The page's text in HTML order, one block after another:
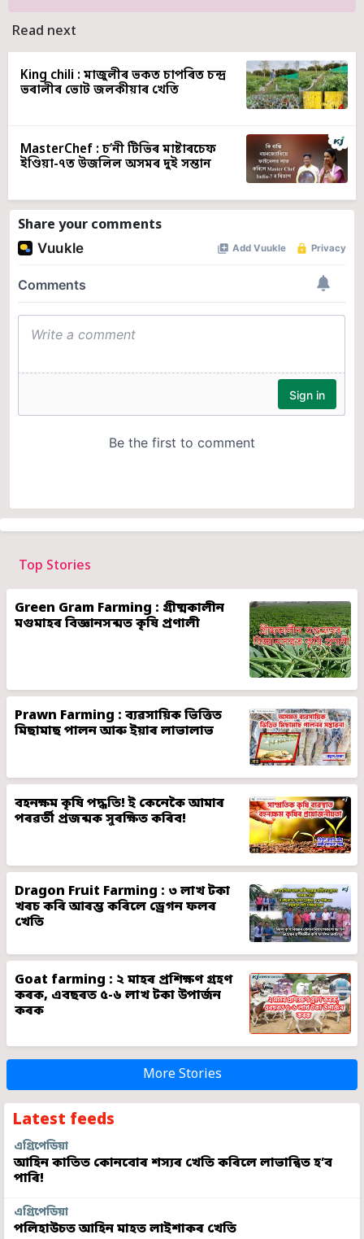
Read next
King chili : মাজুলীৰ ভকত চাপৰিত চন্দ্ৰ
ভৰালীৰ ভোট জলকীয়াৰ খেতি
MasterChef : চ’নী টিভিৰ মাষ্টাৰচেফ
ইণ্ডিয়া-৭ত উজলিল অসমৰ দুই সন্তান
Share your comments
Top Stories
Green Gram Farming : গ্ৰীষ্মকালীন
মগুমাহৰ বিজ্ঞানসন্মত কৃষি প্ৰণালী
Prawn Farming : ব্যৱসায়িক ভিত্তিত
মিছামাছ পালন আৰু ইয়াৰ লাভালাভ
বহনক্ষম কৃষি পদ্ধতি! ই কেনেকৈ আমাৰ
পৰৱৰ্তী প্ৰজন্মক সুৰক্ষিত কৰিব!
Dragon Fruit Farming : ৩ লাখ টকা
খৰচ কৰি আৰম্ভ কৰিলে ড্ৰেগন ফলৰ
খেতি
Goat farming : ২ মাহৰ প্ৰশিক্ষণ গ্ৰহণ
কৰক, এবছৰত ৫-৬ লাখ টকা উপাৰ্জন
কৰক
More Stories
Latest feeds
এগ্ৰিপেডিয়া
আহিন কাতিত কোনবোৰ শস্যৰ খেতি কৰিলে লাভান্বিত হ’ব
পাৰি!
এগ্ৰিপেডিয়া
পলিহাউচত আহিন মাহত লাইশাকৰ খেতি